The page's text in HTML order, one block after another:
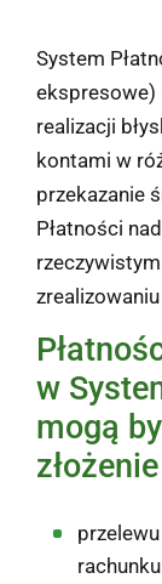
System
ekspresowe)
realizacji
kontami w
przekazanie
Płatności
w
mogą